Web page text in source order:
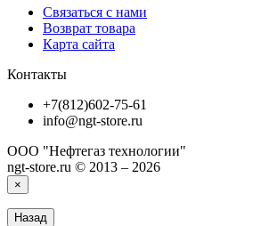
Связаться с нами
Возврат товара
Карта сайта
Контакты
+7(812)602-75-61
info@ngt-store.ru
ООО "Нефтегаз технологии"
ngt-store.ru © 2013 – 2026
×
Назад